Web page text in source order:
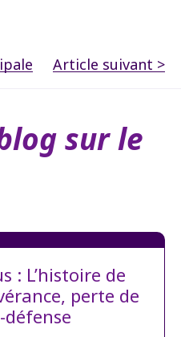
Article suivant >
sur le
: L’histoire de
perte de
défense